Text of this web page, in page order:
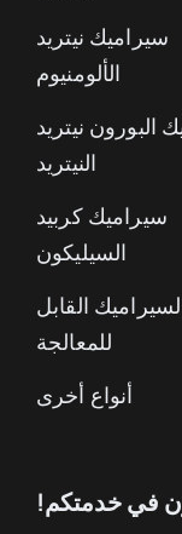
سيراميك نيتريد
الألومنيوم
البورون نيتريد
النيتريد
سيراميك كربيد
السيليكون
القابل
للمعالجة
أنواع أخرى
في خدمتكم!